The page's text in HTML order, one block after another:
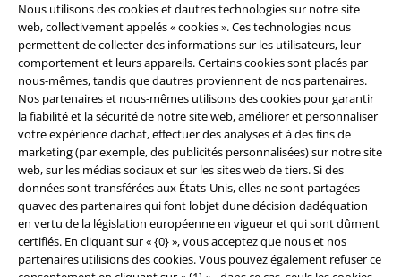
Nous utilisons des cookies et dautres technologies sur notre site
web, collectivement appelés « cookies ». Ces technologies nous
permettent de collecter des informations sur les utilisateurs, leur
comportement et leurs appareils. Certains cookies sont placés par
nous-mêmes, tandis que dautres proviennent de nos partenaires.
Nos partenaires et nous-mêmes utilisons des cookies pour garantir
la fiabilité et la sécurité de notre site web, améliorer et personnaliser
votre expérience dachat, effectuer des analyses et à des fins de
marketing (par exemple, des publicités personnalisées) sur notre site
web, sur les médias sociaux et sur les sites web de tiers. Si des
données sont transférées aux États-Unis, elles ne sont partagées
quavec des partenaires qui font lobjet dune décision dadéquation
en vertu de la législation européenne en vigueur et qui sont dûment
certifiés. En cliquant sur « {0} », vous acceptez que nous et nos
partenaires utilisions des cookies. Vous pouvez également refuser ce
Légal
Conditions générales
Éditeur
Clauses de confidentialité